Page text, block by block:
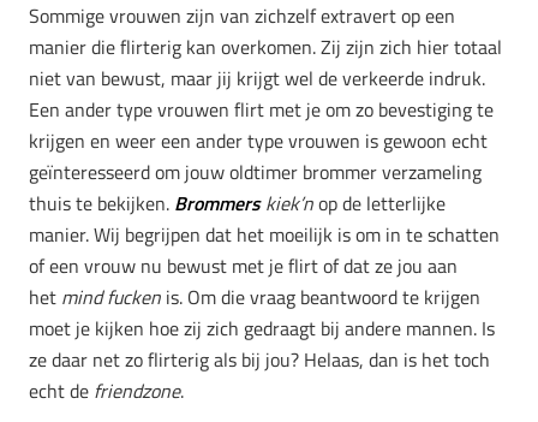
Sommige vrouwen zijn van zichzelf extravert op een
manier die flirterig kan overkomen. Zij zijn zich hier totaal
niet van bewust, maar jij krijgt wel de verkeerde indruk.
Een ander type vrouwen flirt met je om zo bevestiging te
krijgen en weer een ander type vrouwen is gewoon echt
geïnteresseerd om jouw oldtimer brommer verzameling
thuis te bekijken. Brommerskiek’nop de letterlijke
manier. Wij begrijpen dat het moeilijk is om in te schatten
of een vrouw nu bewust met je flirt of dat ze jou aan
het mind fucken is. Om die vraag beantwoord te krijgen
moet je kijken hoe zij zich gedraagt bij andere mannen. Is
ze daar net zo flirterig als bij jou? Helaas, dan is het toch
echt de friendzone.